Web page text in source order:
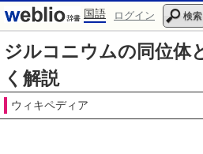
国語 ログイン 検索
ジルコニウムの同位体
く解説
ウィキペディア